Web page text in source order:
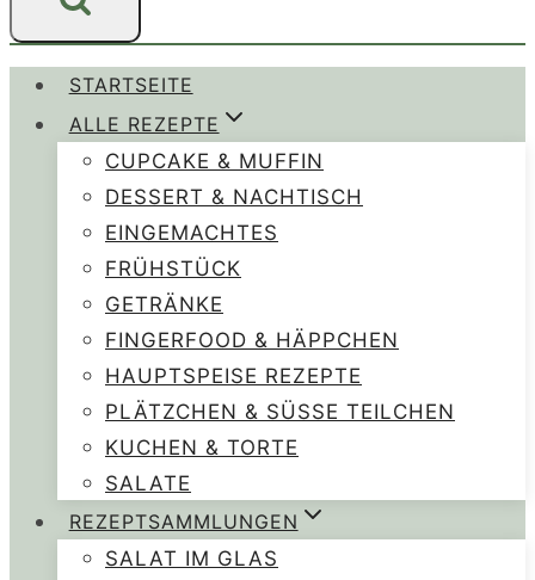
STARTSEITE
ALLE REZEPTE
CUPCAKE & MUFFIN
DESSERT & NACHTISCH
EINGEMACHTES
FRÜHSTÜCK
GETRÄNKE
FINGERFOOD & HÄPPCHEN
HAUPTSPEISE REZEPTE
PLÄTZCHEN & SÜSSE TEILCHEN
KUCHEN & TORTE
SALATE
REZEPTSAMMLUNGEN
SALAT IM GLAS